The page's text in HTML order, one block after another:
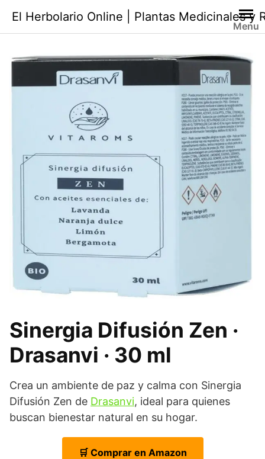
contenido
El Herbolario Online | Plantas Medicinales y
Menu
Sinergia Difusión Zen ·
Drasanvi · 30 ml
Crea un ambiente de paz y calma con Sinergia
Difusión Zen de Drasanvi, ideal para quienes
buscan bienestar natural en su hogar.
🛒 Comprar en Amazon